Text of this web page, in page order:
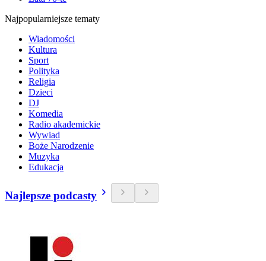
Najpopularniejsze tematy
Wiadomości
Kultura
Sport
Polityka
Religia
Dzieci
DJ
Komedia
Radio akademickie
Wywiad
Boże Narodzenie
Muzyka
Edukacja
Najlepsze podcasty